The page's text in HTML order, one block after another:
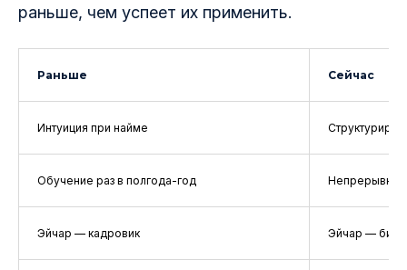
раньше, чем успеет их применить.
Раньше Сейчас
Интуиция при найме
Обучение раз в полгода-год Непрерывное
Эйчар — кадровик Эйчар —